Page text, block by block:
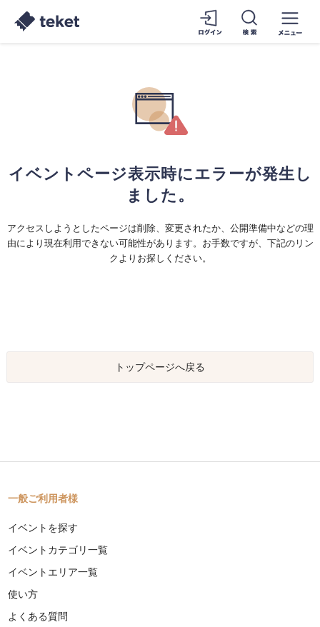
イベントページ表示時にエラーが発生し
ました。
アクセスしようとしたページは削除、変更されたか、公開準備中などの理
由により現在利用できない可能性があります。お手数ですが、下記のリン
クよりお探しください。
トップページへ戻る
一般ご利用者様
イベントを探す
イベントカテゴリ一覧
イベントエリア一覧
使い方
よくある質問